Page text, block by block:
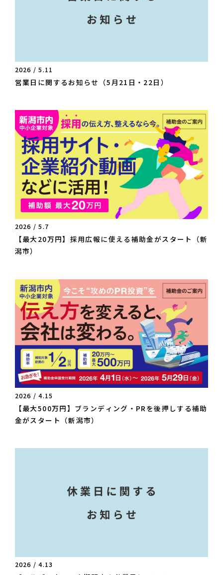
2026 / 5.11
営業日に関するお知らせ（5月21日・22日）
2026 / 5.7
【最大20万円】採用広報に使える補助金がスタート（新
潟市）
2026 / 4.15
【最大500万円】ブランディング・PRを後押しする補助
金がスタート（新潟市）
2026 / 4.13